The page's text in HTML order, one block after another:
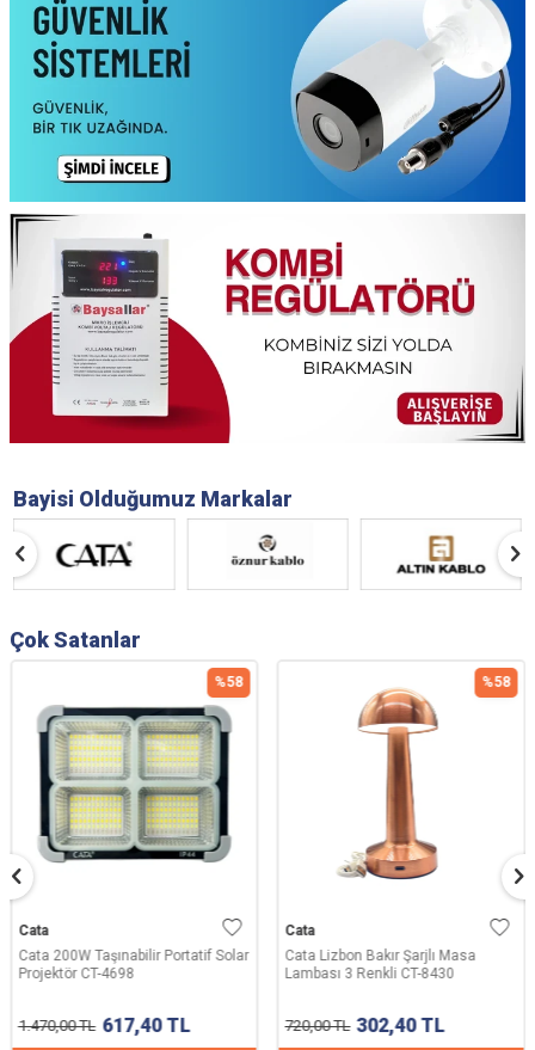
Bayisi Olduğumuz Markalar
Çok Satanlar
%58
Cata
Cata 200W Taşınabilir Portatif Solar
Projektör CT-4698
1.470,00TL 617,40TL
%58
Cata
Cata Lizbon Bakır Şarjlı Masa
Lambası 3 Renkli CT-8430
720,00TL 302,40TL